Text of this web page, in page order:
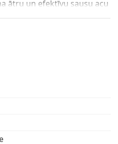
ātru un efektīvu sausu acu